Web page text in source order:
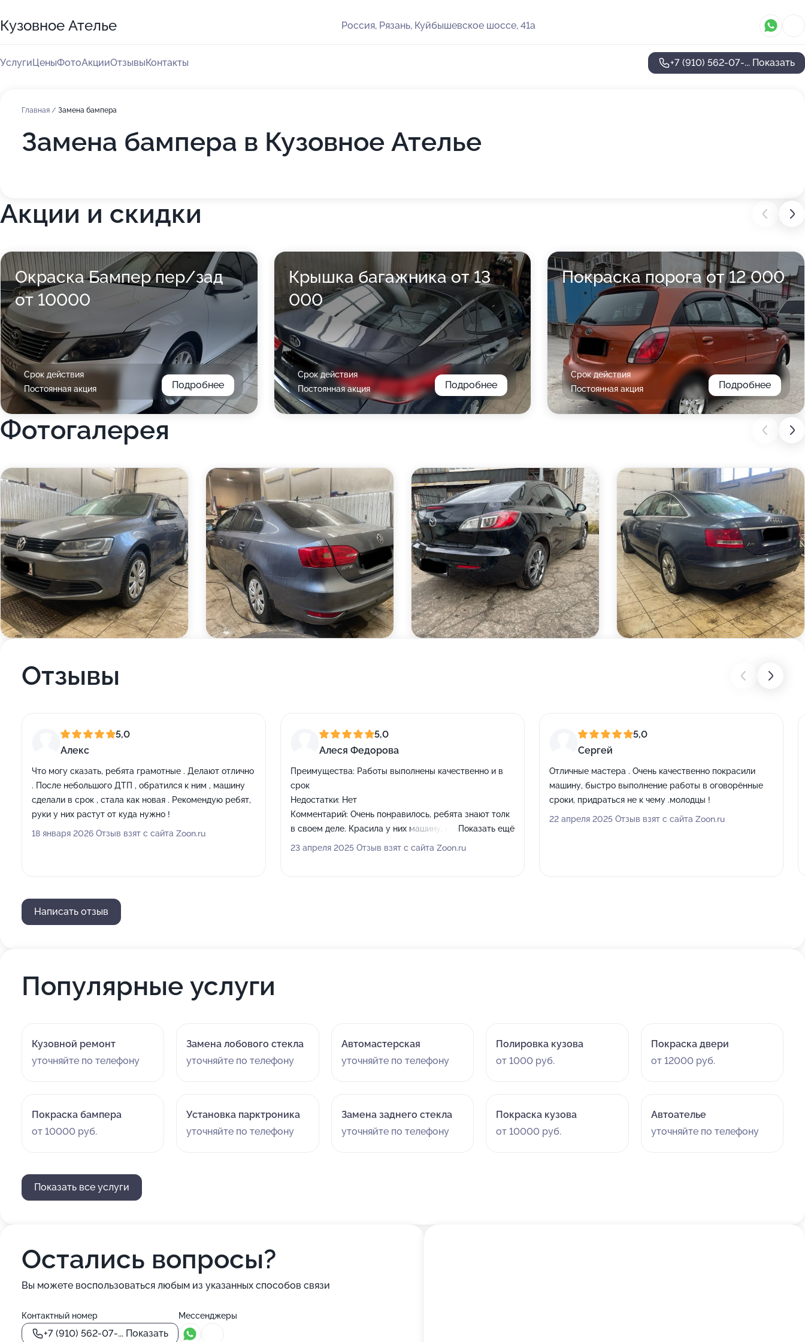
Кузовное Ателье Россия, Рязань, Куйбышевское шоссе, 41а
УслугиЦеныФотоАкцииОтзывыКонтакты +7 (910) 562-07-... Показать
Главная / Замена бампера
Замена бампера в Кузовное Ателье
Акции и скидки
Окраска Бампер пер/зад
от 10000
Срок действия
Постоянная акция
Подробнее
Крышка багажника от 13
000
Срок действия
Постоянная акция
Подробнее
Покраска порога от 12 000
Срок действия
Постоянная акция
Подробнее
Фотогалерея
Отзывы
5,0
Алекс
Что могу сказать, ребята грамотные . Делают отлично
. После небольшого ДТП , обратился к ним , машину
сделали в срок , стала как новая . Рекомендую ребят,
руки у них растут от куда нужно !
18 января 2026 Отзыв взят с сайта Zoon.ru
5,0
Алеся Федорова
Преимущества: Работы выполнены качественно и в
срок
Недостатки: Нет
Комментарий: Очень понравилось, ребята знают толк
в своем деле. Красила у них машину, нареканий нет
вообще! Всем советую, отличный сервис!
Показать ещё
23 апреля 2025 Отзыв взят с сайта Zoon.ru
5,0
Сергей
Отличные мастера . Очень качественно покрасили
машину, быстро выполнение работы в оговорённые
сроки, придраться не к чему .молодцы !
22 апреля 2025 Отзыв взят с сайта Zoon.ru
Написать отзыв
Популярные услуги
Кузовной ремонт
уточняйте по телефону
Замена лобового стекла
уточняйте по телефону
Автомастерская
уточняйте по телефону
Полировка кузова
от 1000 руб.
Покраска двери
от 12000 руб.
Покраска бампера
от 10000 руб.
Установка парктроника
уточняйте по телефону
Замена заднего стекла
уточняйте по телефону
Покраска кузова
от 10000 руб.
Автоателье
уточняйте по телефону
Показать все услуги
Остались вопросы?
Вы можете воспользоваться любым из указанных способов связи
Контактный номер
+7 (910) 562-07-... Показать
Мессенджеры